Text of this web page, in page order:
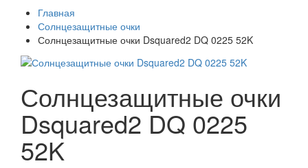
Главная
Солнцезащитные очки
Солнцезащитные очки Dsquared2 DQ 0225 52K
Солнцезащитные очки
Dsquared2 DQ 0225
52K